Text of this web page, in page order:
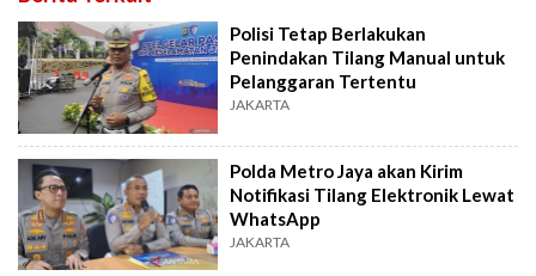
Polisi Tetap Berlakukan
Penindakan Tilang Manual untuk
Pelanggaran Tertentu
JAKARTA
Polda Metro Jaya akan Kirim
Notifikasi Tilang Elektronik Lewat
WhatsApp
JAKARTA